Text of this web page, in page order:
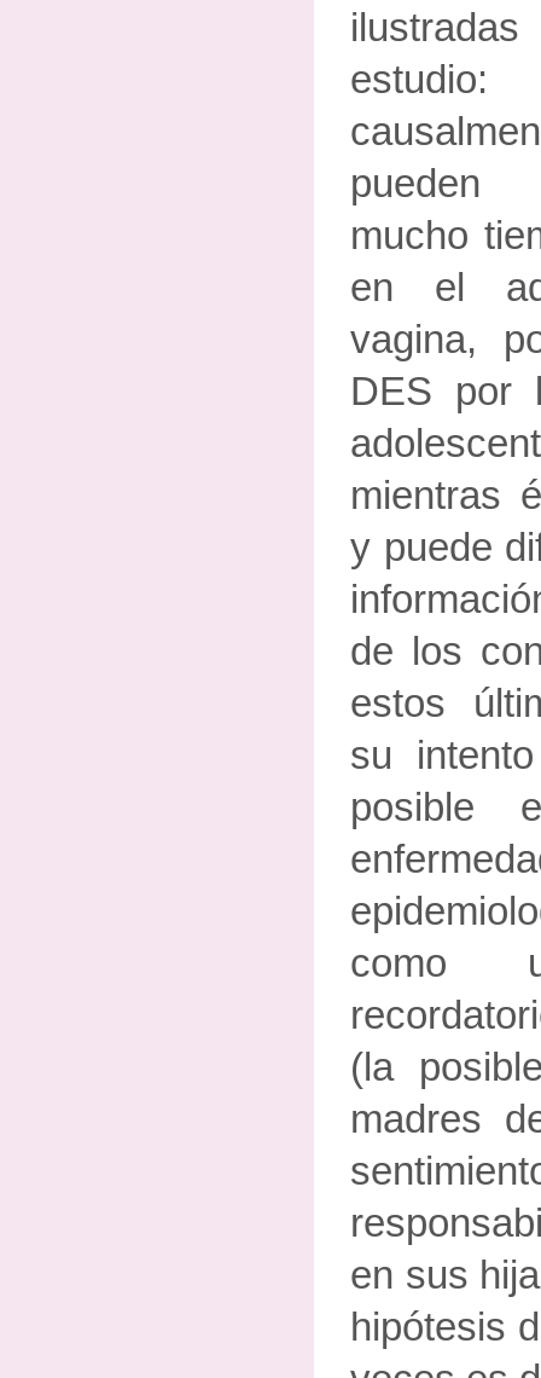
estudio:
pueden
mucho
en el
vagina,
DES por
mientras
y puede
de los
estos
su
posible
como
(la
madres
en sus
hipótesis